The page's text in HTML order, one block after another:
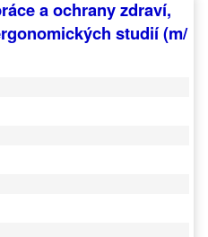
a ochrany zdraví,
studií (m/